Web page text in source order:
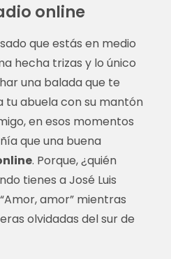
online
que estás en medio
hecha trizas y lo único
una balada que te
tu abuela con su mantón
en esos momentos
que una buena
. Porque, ¿quién
tienes a José Luis
amor” mientras
olvidadas del sur de